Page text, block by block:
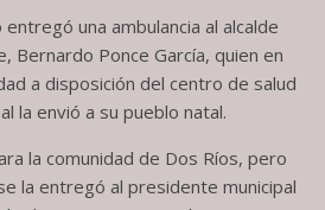
una ambulancia al alcalde
Bernardo Ponce García, quien en
a disposición del centro de salud
la envió a su pueblo natal.
la comunidad de Dos Ríos, pero
la entregó al presidente municipal